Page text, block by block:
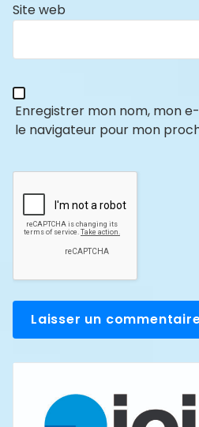
Site web
Enregistrer mon nom, mon
le navigateur pour mon